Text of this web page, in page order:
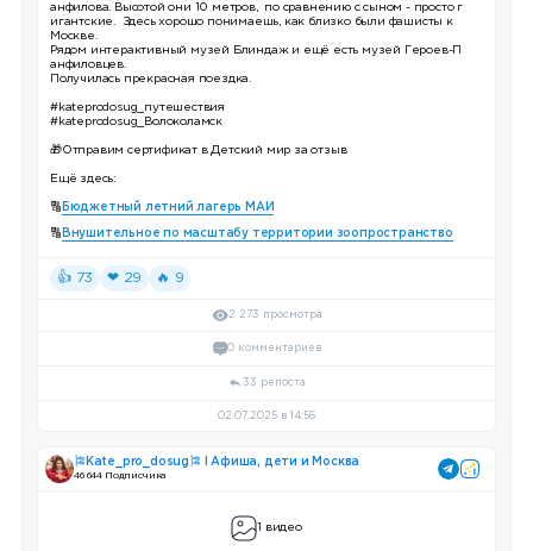
анфилова. Высотой они 10 метров, по сравнению с сыном - просто г
игантские. Здесь хорошо понимаешь, как близко были фашисты к
Москве.
Рядом интерактивный музей Блиндаж и ещё есть музей Героев-П
анфиловцев.
Получилась прекрасная поездка.
#kateprodosug_путешествия
#kateprodosug_Волоколамск
🎁Отправим сертификат в Детский мир за отзыв
Ещё здесь:
🔠 Бюджетный летний лагерь МАИ
🔠 Внушительное по масштабу территории зоопространство
👍 73 ❤ 29 🔥 9
2 273 просмотра
0 комментариев
33 репоста
02.07.2025 в 14:56
🎏Kate_pro_dosug🎏 I Афиша, дети и Москва
46 644 Подписчика
1 видео